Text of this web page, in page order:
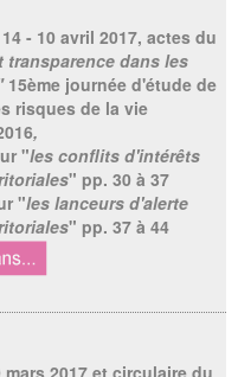
- 10 avril 2017, actes du
transparence dans les
15ème journée d'étude de
risques de la vie
,
"les conflits d'intérêts
" pp. 30 à 37
"les lanceurs d'alerte
" pp. 37 à 44